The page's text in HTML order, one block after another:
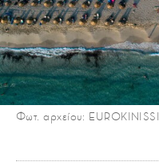
Φωτ. αρχείου: EUROKINISSI